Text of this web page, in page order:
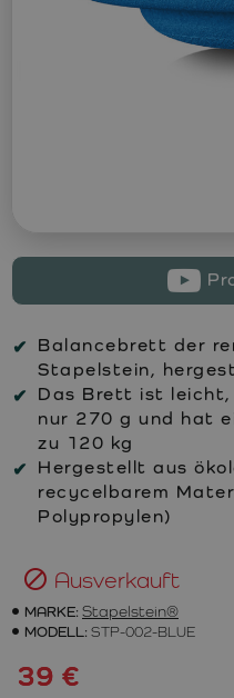
Balancebrett der
Stapelstein,
Das Brett ist
nur 270 g und hat
zu 120 kg
Hergestellt aus
recycelbarem
Polypropylen)
Ausverkauft
MARKE: Stapelstein®
MODELL: STP-002-BLUE
39 €